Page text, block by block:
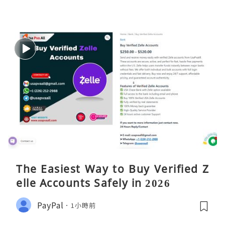
The Easiest Way to Buy Verified Z
elle Accounts Safely in 2026
PayPal 1小時前